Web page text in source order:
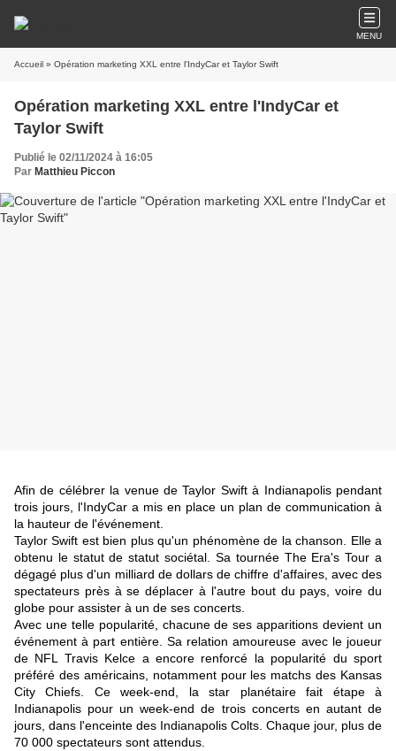
MENU
Accueil » Opération marketing XXL entre l'IndyCar et Taylor Swift
Opération marketing XXL entre l'IndyCar et
Taylor Swift
Publié le 02/11/2024 à 16:05
Par Matthieu Piccon
Afin de célébrer la venue de Taylor Swift à Indianapolis pendant
trois jours, l'IndyCar a mis en place un plan de communication à
la hauteur de l'événement.
Taylor Swift est bien plus qu'un phénomène de la chanson. Elle a
obtenu le statut de statut sociétal. Sa tournée The Era's Tour a
dégagé plus d'un milliard de dollars de chiffre d'affaires, avec des
spectateurs près à se déplacer à l'autre bout du pays, voire du
globe pour assister à un de ses concerts.
Avec une telle popularité, chacune de ses apparitions devient un
événement à part entière. Sa relation amoureuse avec le joueur
de NFL Travis Kelce a encore renforcé la popularité du sport
préféré des américains, notamment pour les matchs des Kansas
City Chiefs. Ce week-end, la star planétaire fait étape à
Indianapolis pour un week-end de trois concerts en autant de
jours, dans l'enceinte des Indianapolis Colts. Chaque jour, plus de
70 000 spectateurs sont attendus.